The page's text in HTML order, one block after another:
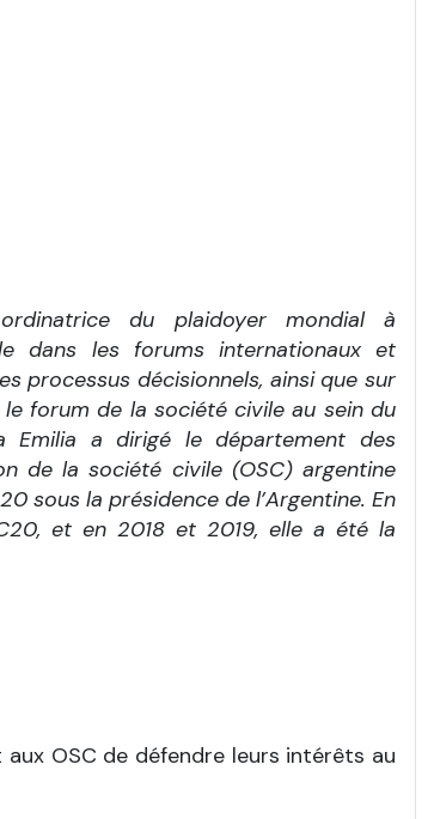
du plaidoyer mondial à
dans les forums internationaux et
processus décisionnels, ainsi que sur
forum de la société civile au sein du
Emilia a dirigé le département des
de la société civile (OSC) argentine
sous la présidence de l’Argentine. En
et en 2018 et 2019, elle a été la
OSC de défendre leurs intérêts au